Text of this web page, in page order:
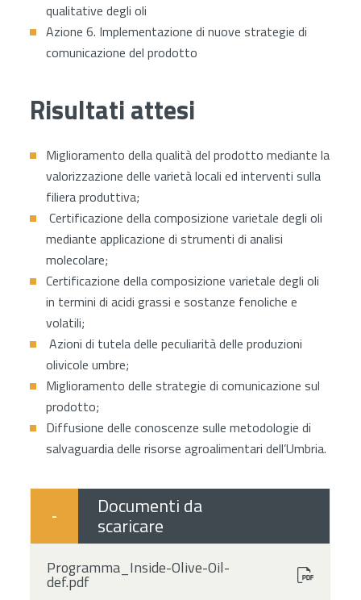
qualitative degli oli
Azione 6. Implementazione di nuove strategie di
comunicazione del prodotto
Risultati attesi
Miglioramento della qualità del prodotto mediante la
valorizzazione delle varietà locali ed interventi sulla
filiera produttiva;
Certificazione della composizione varietale degli oli
mediante applicazione di strumenti di analisi
molecolare;
Certificazione della composizione varietale degli oli
in termini di acidi grassi e sostanze fenoliche e
volatili;
Azioni di tutela delle peculiarità delle produzioni
olivicole umbre;
Miglioramento delle strategie di comunicazione sul
prodotto;
Diffusione delle conoscenze sulle metodologie di
salvaguardia delle risorse agroalimentari dell’Umbria.
- Documenti da
scaricare
Programma_Inside-Olive-Oil-
def.pdf